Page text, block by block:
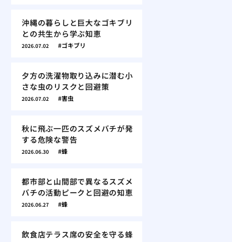
沖縄の暮らしと巨大なゴキブリ
との共生から学ぶ知恵
2026.07.02 ゴキブリ
夕方の洗濯物取り込みに潜む小
さな虫のリスクと回避策
2026.07.02 害虫
秋に飛ぶ一匹のスズメバチが発
する危険な警告
2026.06.30 蜂
都市部と山間部で異なるスズメ
バチの活動ピークと回避の知恵
2026.06.27 蜂
飲食店テラス席の安全を守る蜂